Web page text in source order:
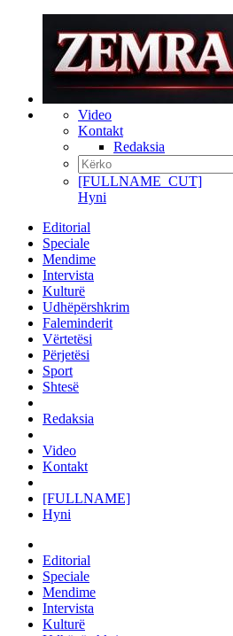
Video
Kontakt
Redaksia
[FULLNAME_CUT]
Hyni
Editorial
Speciale
Mendime
Intervista
Kulturë
Udhëpërshkrim
Faleminderit
Vërtetësi
Përjetësi
Sport
Shtesë
Redaksia
Video
Kontakt
[FULLNAME]
Hyni
Editorial
Speciale
Mendime
Intervista
Kulturë